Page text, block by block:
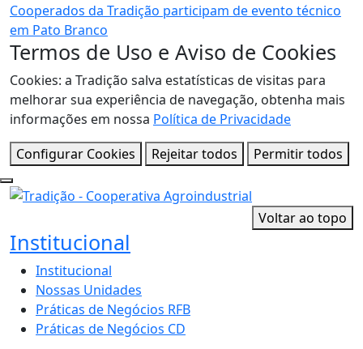
Cooperados da Tradição participam de evento técnico
em Pato Branco
Termos de Uso e Aviso de Cookies
Cookies: a Tradição salva estatísticas de visitas para
melhorar sua experiência de navegação, obtenha mais
informações em nossa Política de Privacidade
Configurar Cookies
Rejeitar todos Permitir todos
Voltar ao topo
Institucional
Institucional
Nossas Unidades
Práticas de Negócios RFB
Práticas de Negócios CD